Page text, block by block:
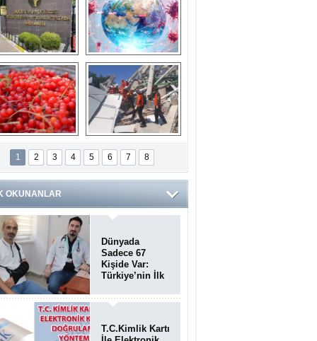
burası da bir
devlet hastanesi
14 soruda
Koronavirüs
hakkında kendinizi
test edin...
meyvesi
koruyor
Endonezya’daki
deprem: Ölü sayısı
bin 203'e yükseldi
1 2 3 4 5 6 7 8
OKUNANLAR
Dünyada
Sadece 67
Kişide Var:
Türkiye’nin İlk
Sendromu
Vakası
Teşhis Edildi
T.C.Kimlik Kartı